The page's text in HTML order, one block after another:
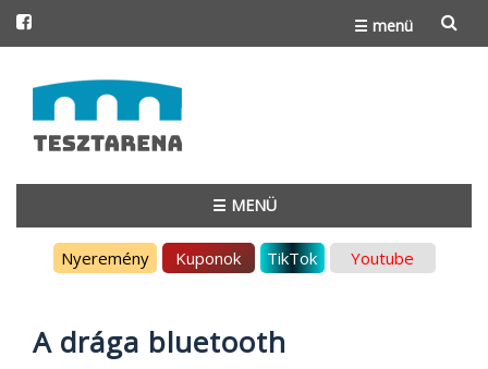
☰ menü
to
content
☰ MENÜ
Nyeremény Kuponok TikTok Youtube
A drága bluetooth